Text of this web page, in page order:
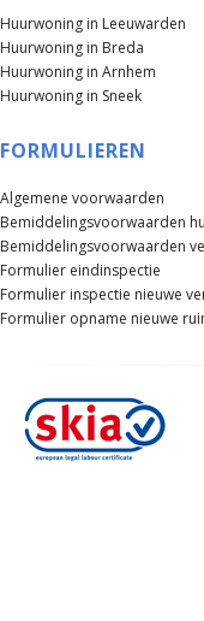
Huurwoning in Leeuwarden
Huurwoning in Breda
Huurwoning in Arnhem
Huurwoning in Sneek
FORMULIEREN
Algemene voorwaarden
Bemiddelingsvoorwaarden
Bemiddelingsvoorwaarden
Formulier eindinspectie
Formulier inspectie nieuwe
Formulier opname nieuwe